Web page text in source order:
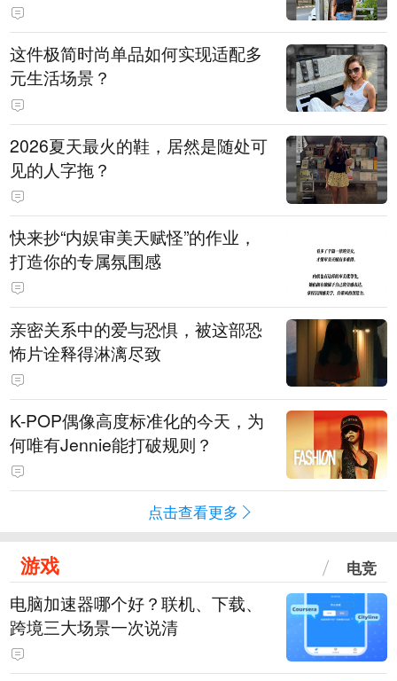
这件极简时尚单品如何实现适配多
元生活场景？
2026夏天最火的鞋，居然是随处可
见的人字拖？
快来抄“内娱审美天赋怪”的作业，
打造你的专属氛围感
亲密关系中的爱与恐惧，被这部恐
怖片诠释得淋漓尽致
K-POP偶像高度标准化的今天，为
何唯有Jennie能打破规则？
点击查看更多
游戏 电竞
电脑加速器哪个好？联机、下载、
跨境三大场景一次说清